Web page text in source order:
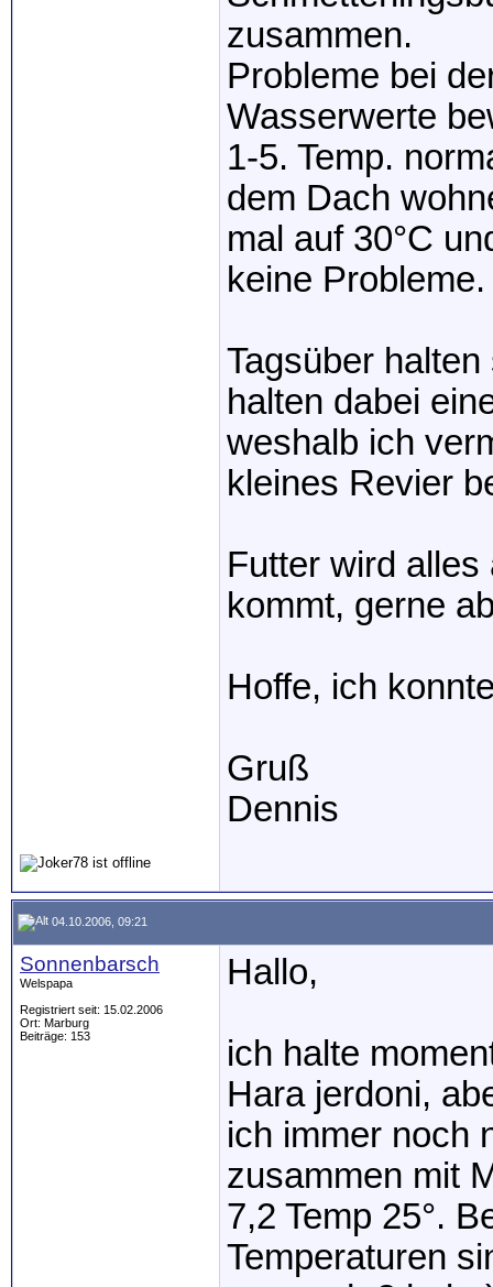
zusammen.
Probleme bei
Wasserwerte
1-5. Temp.
dem Dach
mal auf 30°C
keine Probleme.
Tagsüber
halten dabei
weshalb ich
kleines Revier
Futter wird
kommt, gerne
Hoffe, ich
Gruß
Dennis
04.10.2006, 09:21
Sonnenbarsch
Welspapa
Registriert seit: 15.02.2006
Ort: Marburg
Beiträge: 153
Hallo,
ich halte
Hara jerdoni,
ich immer noch
zusammen mit
7,2 Temp 25°.
Temperaturen